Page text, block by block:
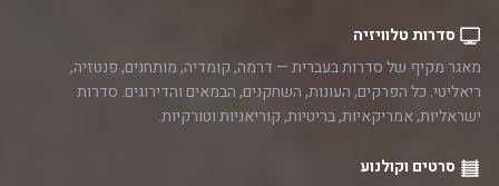
סדרות טלוויזיה
מאגר מקיף של סדרות בעברית — דרמה, קומדיה, מותחנים, פנטזיה,
ריאליטי. כל הפרקים, העונות, השחקנים, הבמאים והדירוגים. סדרות
ישראליות, אמריקאיות, בריטיות, קוריאניות וטורקיות.
סרטים וקולנוע